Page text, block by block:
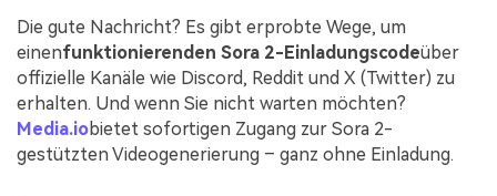
Die gute Nachricht? Es gibt erprobte Wege, um
einenfunktionierenden Sora 2-Einladungscodeüber
offizielle Kanäle wie Discord, Reddit und X (Twitter) zu
erhalten. Und wenn Sie nicht warten möchten?
Media.iobietet sofortigen Zugang zur Sora 2-
gestützten Videogenerierung – ganz ohne Einladung.